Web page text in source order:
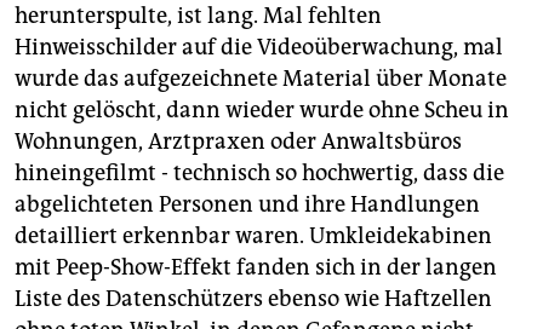
herunterspulte, ist lang. Mal fehlten
Hinweisschilder auf die Videoüberwachung, mal
wurde das aufgezeichnete Material über Monate
nicht gelöscht, dann wieder wurde ohne Scheu in
Wohnungen, Arztpraxen oder Anwaltsbüros
hineingefilmt - technisch so hochwertig, dass die
abgelichteten Personen und ihre Handlungen
detailliert erkennbar waren. Umkleidekabinen
mit Peep-Show-Effekt fanden sich in der langen
Liste des Datenschützers ebenso wie Haftzellen